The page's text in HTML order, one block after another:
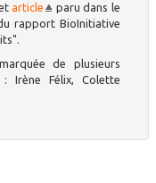
article
paru dans le
rapport BioInitiative
de plusieurs
: Irène Félix, Colette